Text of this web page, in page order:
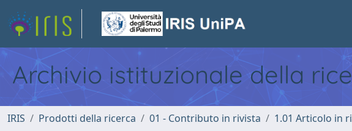
Archivio istituzionale della
IRIS Prodotti della ricerca 01 - Contributo in rivista 1.01 Articolo in